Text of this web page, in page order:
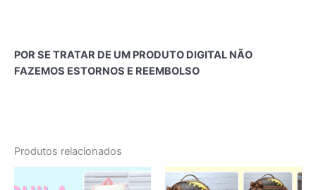
POR SE TRATAR DE UM PRODUTO DIGITAL NÃO
FAZEMOS ESTORNOS E REEMBOLSO
Produtos relacionados